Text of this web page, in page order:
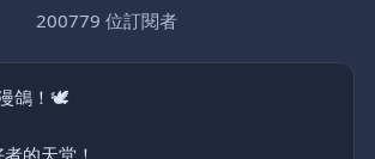
200779 位訂閱者
鴿！🕊️
的天堂！